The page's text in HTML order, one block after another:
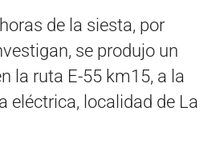
de la siesta, por
se produjo un
la ruta E-55 km15, a la
eléctrica, localidad de La